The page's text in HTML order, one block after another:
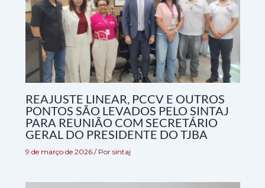
REAJUSTE LINEAR, PCCV E OUTROS
PONTOS SÃO LEVADOS PELO SINTAJ
PARA REUNIÃO COM SECRETÁRIO
GERAL DO PRESIDENTE DO TJBA
9 de março de 2026 / Por sintaj